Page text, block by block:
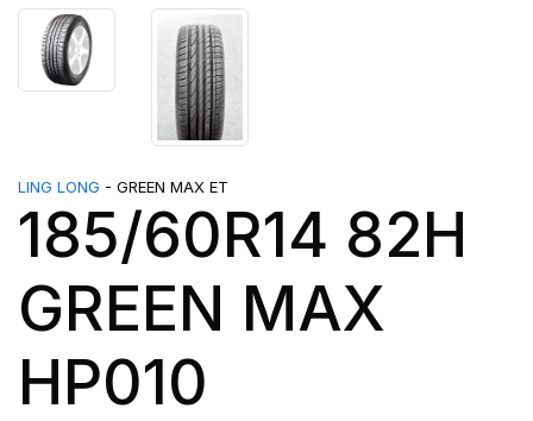
LING LONG - GREEN MAX ET
185/60R14 82H
GREEN MAX
HP010